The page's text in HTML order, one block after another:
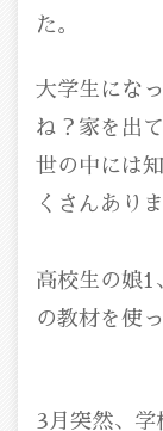
た。
大学生にな
ね？家を出
世の中には
くさんあり
高校生の娘1
の教材を使
3月突然、学